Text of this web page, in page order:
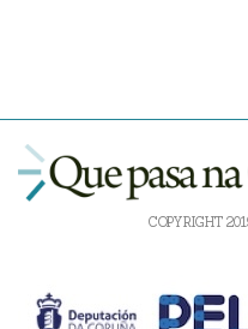
COPYRIGHT